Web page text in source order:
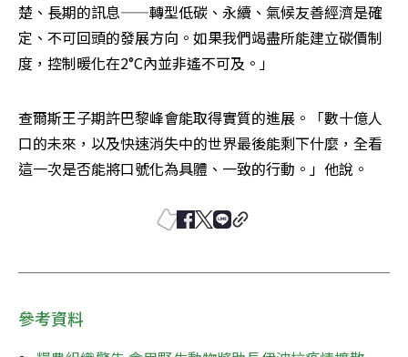
楚、長期的訊息——轉型低碳、永續、氣候友善經濟是確
定、不可回頭的發展方向。如果我們竭盡所能建立碳價制
度，控制暖化在2°C內並非遙不可及。」
查爾斯王子期許巴黎峰會能取得實質的進展。「數十億人
口的未來，以及快速消失中的世界最後能剩下什麼，全看
這一次是否能將口號化為具體、一致的行動。」他說。
參考資料